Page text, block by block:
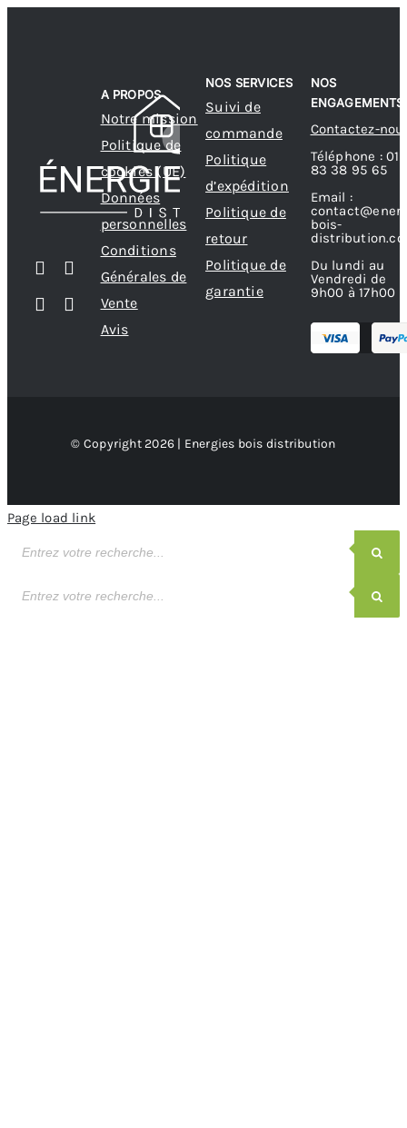
A PROPOS
Notre mission
Politique de
cookies (UE)
Données
personnelles
Conditions
Générales de
Vente
Avis
NOS SERVICES
Suivi de
commande
Politique
d’expédition
Politique de
retour
Politique de
garantie
NOS
ENGAGEMENTS
Contactez-
Téléphone : 01
83 38 95 65
Email :
bois-
Du lundi au
Vendredi de
9h00 à 17h00
© Copyright 2026 | Energies bois distribution
Page load link
de
de